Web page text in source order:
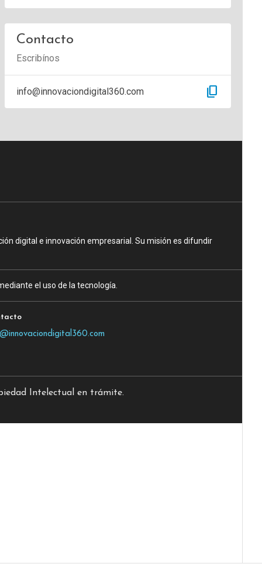
Contacto
Escribínos
info@innovaciondigital360.com content_copy
digital e innovación empresarial. Su misión es difundir
el uso de la tecnología.
Intelectual en trámite.